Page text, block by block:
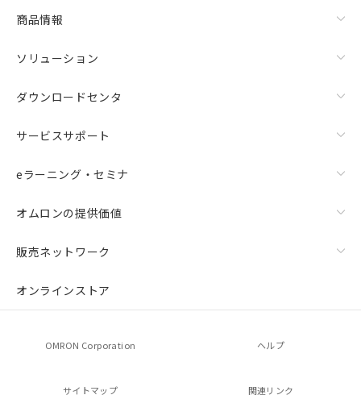
商品情報
ソリューション
ダウンロードセンタ
サービスサポート
eラーニング・セミナ
オムロンの提供価値
販売ネットワーク
オンラインストア
OMRON Corporation ヘルプ
サイトマップ 関連リンク